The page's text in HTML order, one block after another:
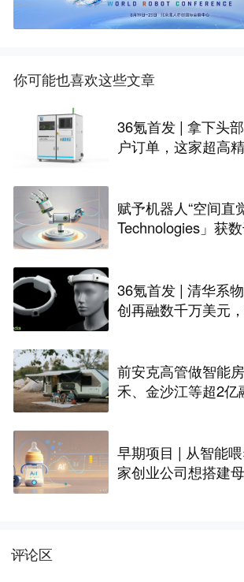
你可能也喜欢这些文章
36氪首发 | 拿下头
户订单，这家超高
赋予机器人“空间直
Technologies」获
36氪首发 | 清华系
创再融数千万美元
前安克高管做智能
禾、金沙江等超2亿
早期项目 | 从智能
家创业公司想搭建
评论区